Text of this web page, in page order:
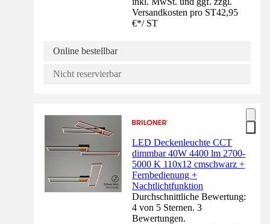
Versandkosten pro ST42,95
€*/ ST
Online bestellbar
Nicht reservierbar
LED Deckenleuchte CCT
dimmbar 40W 4400 lm 2700-
5000 K 110x12 cmschwarz +
Fernbedienung +
Nachtlichtfunktion
Durchschnittliche Bewertung:
4 von 5 Sternen. 3
Bewertungen.